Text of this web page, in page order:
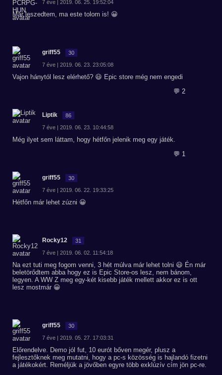
7 éve | 2019. 06. 25. 19:52:04
Már leszedtem, ma este tolom is! 😀
griff55 30
7 éve | 2019. 06. 23. 23:05:08
Vajon hánytól lesz elérhető? 😃 Epic store még nem engedi
💬 2
Liptik 86
7 éve | 2019. 06. 23. 10:44:58
Még ilyet sem láttam, hogy hétfőn jelenik meg egy játék.
💬 1
griff55 30
7 éve | 2019. 06. 22. 19:33:25
Hétfőn már lehet zúzni 😀
Rocky12 31
7 éve | 2019. 06. 02. 11:54:18
Na ezt tuti meg fogom venni, 3 hét múlva már lehet tolni 😃 Én már
beletörődtem abba hogy ez is Epic Store-os lesz, nem bánom,
legyen. A WW Z meg egy-két kisebb játék mellett akkor ez is ott
lesz mostmár 😀
griff55 30
7 éve | 2019. 05. 27. 17:03:31
Előrendelve. Demo jól fut, 10 eurót bőven megér, plusz a
fejlesztőknek meg mutatni, hogy a pc-s közösség is hajlandó fizetni
a játékokért. Reméljük a jövőben egyre több exklúzív cím jön pc-re.